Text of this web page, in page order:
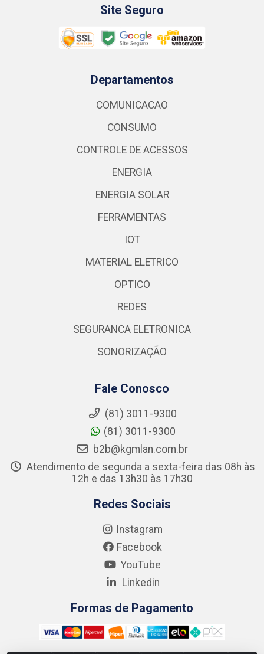
Site Seguro
Departamentos
COMUNICACAO
CONSUMO
CONTROLE DE ACESSOS
ENERGIA
ENERGIA SOLAR
FERRAMENTAS
IOT
MATERIAL ELETRICO
OPTICO
REDES
SEGURANCA ELETRONICA
SONORIZAÇÃO
Fale Conosco
(81) 3011-9300
(81) 3011-9300
b2b@kgmlan.com.br
Atendimento de segunda a sexta-feira das 08h às
12h e das 13h30 às 17h30
Redes Sociais
Instagram
Facebook
YouTube
Linkedin
Formas de Pagamento